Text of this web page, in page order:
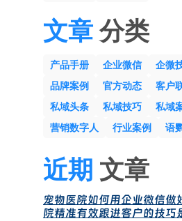
文章分类
产品手册 企业微信 企微
品牌案例
官方动态 客户
私域头条
私域技巧 私域
营销数字人
行业案例 语
近期 文章
宠物医院如何用企业微信做
院精准有效跟进客户的技巧